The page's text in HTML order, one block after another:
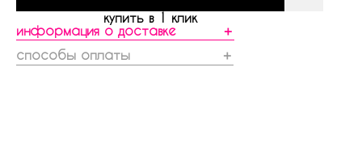
купить в 1 клик
информация о доставке
＋
способы оплаты
＋